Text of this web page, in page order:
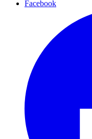
Facebook